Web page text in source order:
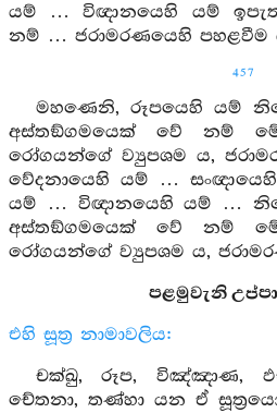
යම් … විඥානයෙහි යම්
නම් … ජරාමරණයෙහි පහළවීම
457
මහණෙනි, රූපයෙහි යම්
අස්තඞ්ගමයෙක් වේ නම්
රෝගයන්ගේ ව්‍යුපශම ය,
වේදනායෙහි යම් …
යම් … විඥානයෙහි යම් …
අස්තඞ්ගමයෙක් වේ නම්
රෝගයන්ගේ ව්‍යුපශම ය,
පළමුවැනි
එහි සූත්‍ර නාමාවලිය:
චක්ඛු, රූප, විඤ්ඤාණ,
චේතනා, තණ්හා යන ඒ